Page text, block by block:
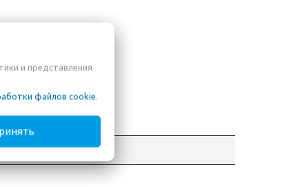
и представления
файлов cookie.